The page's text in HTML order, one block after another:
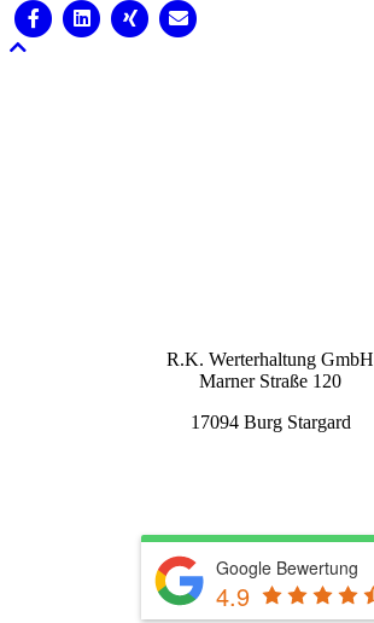
FacebookLinkedinXing
Email
Nach oben scrollen
R.K. Werterhaltung GmbH
Marner Straße 120
17094 Burg Stargard
Google Bewertung
4.9